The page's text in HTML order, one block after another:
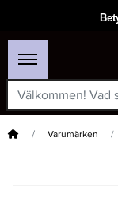
Hem Varumärken